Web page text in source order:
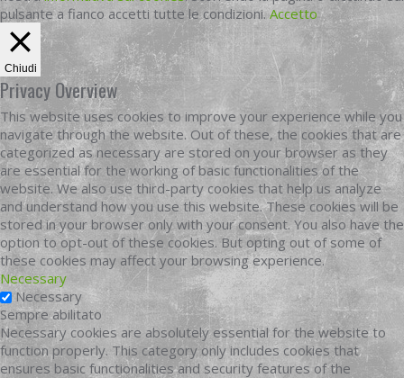
pulsante a fianco accetti tutte le condizioni.Accetto
Chiudi
Privacy Overview
This website uses cookies to improve your experience while you
navigate through the website. Out of these, the cookies that are
categorized as necessary are stored on your browser as they
are essential for the working of basic functionalities of the
website. We also use third-party cookies that help us analyze
and understand how you use this website. These cookies will be
stored in your browser only with your consent. You also have the
option to opt-out of these cookies. But opting out of some of
these cookies may affect your browsing experience.
Necessary
Necessary
Sempre abilitato
Necessary cookies are absolutely essential for the website to
function properly. This category only includes cookies that
ensures basic functionalities and security features of the